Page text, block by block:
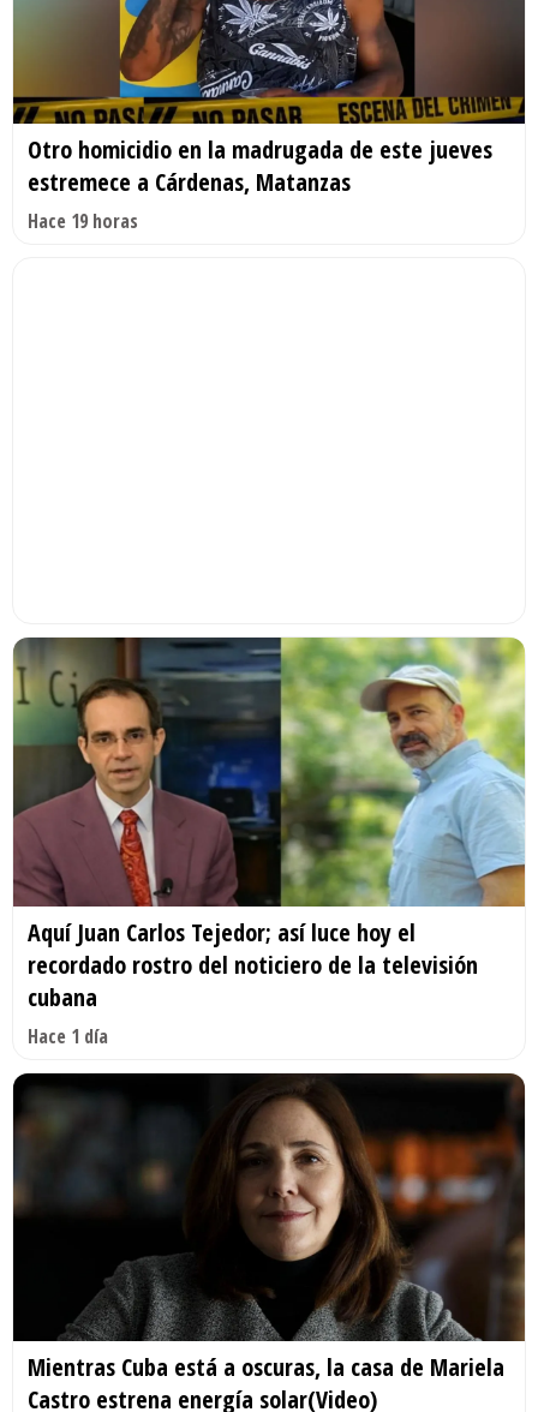
Otro homicidio en la madrugada de este jueves
estremece a Cárdenas, Matanzas
Hace 19 horas
Aquí Juan Carlos Tejedor; así luce hoy el
recordado rostro del noticiero de la televisión
cubana
Hace 1 día
Mientras Cuba está a oscuras, la casa de Mariela
Castro estrena energía solar(Video)